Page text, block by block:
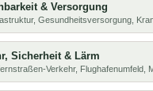
& Versorgung
Gesundheitsversorgung,
Sicherheit & Lärm
Verkehr, Flughafenumfeld,